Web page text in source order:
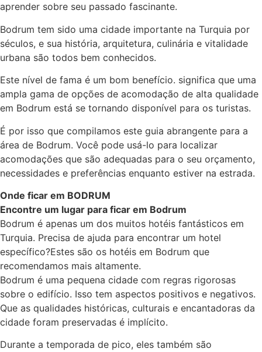
aprender sobre seu passado fascinante.
Bodrum tem sido uma cidade importante na Turquia por
séculos, e sua história, arquitetura, culinária e vitalidade
urbana são todos bem conhecidos.
Este nível de fama é um bom benefício. significa que uma
ampla gama de opções de acomodação de alta qualidade
em Bodrum está se tornando disponível para os turistas.
É por isso que compilamos este guia abrangente para a
área de Bodrum. Você pode usá-lo para localizar
acomodações que são adequadas para o seu orçamento,
necessidades e preferências enquanto estiver na estrada.
Onde ficar em BODRUM
Encontre um lugar para ficar em Bodrum
Bodrum é apenas um dos muitos hotéis fantásticos em
Turquia. Precisa de ajuda para encontrar um hotel
específico?Estes são os hotéis em Bodrum que
recomendamos mais altamente.
Bodrum é uma pequena cidade com regras rigorosas
sobre o edifício. Isso tem aspectos positivos e negativos.
Que as qualidades históricas, culturais e encantadoras da
cidade foram preservadas é implícito.
Durante a temporada de pico, eles também são